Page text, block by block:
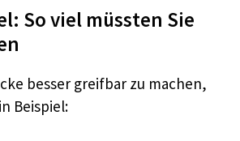
So viel müssten Sie
besser greifbar zu machen,
Beispiel: